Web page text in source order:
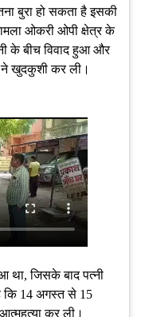
बुरा हो सकता है इसकी
ओकरी ओपी क्षेत्र के
के बीच विवाद हुआ और
खुदकुशी कर ली।
था, जिसके बाद पत्नी
कि 14 अगस्त से 15
कर ली।